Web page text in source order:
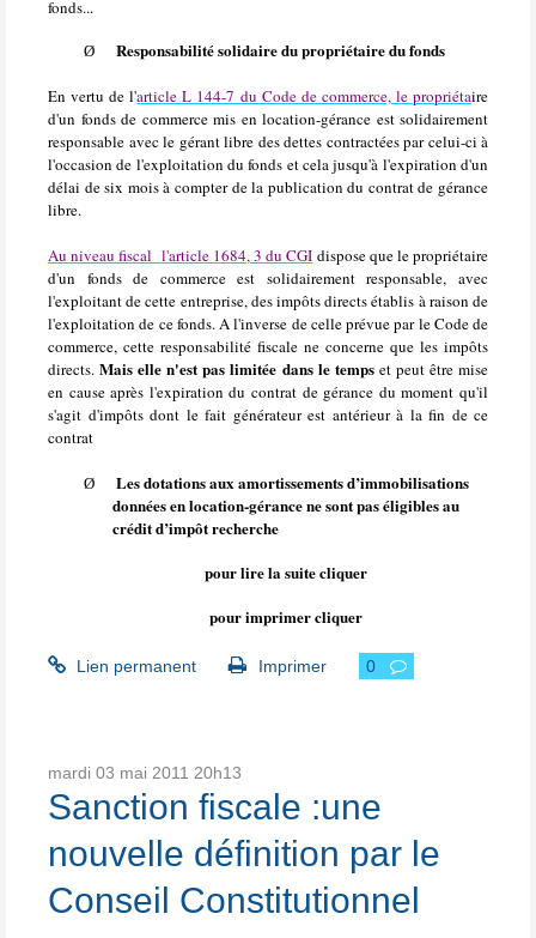
fonds...
Ø Responsabilité solidaire du propriétaire du fonds
En vertu de l'article L 144-7 du Code de commerce, le propriétaire
d'un fonds de commerce mis en location-gérance est solidairement
responsable avec le gérant libre des dettes contractées par celui-ci à
l'occasion de l'exploitation du fonds et cela jusqu'à l'expiration d'un
délai de six mois à compter de la publication du contrat de gérance
libre.
Au niveau fiscal l'article 1684, 3 du CGI dispose que le propriétaire
d'un fonds de commerce est solidairement responsable, avec
l'exploitant de cette entreprise, des impôts directs établis à raison de
l'exploitation de ce fonds. A l'inverse de celle prévue par le Code de
commerce, cette responsabilité fiscale ne concerne que les impôts
directs.Mais elle n'est pas limitée dans le tempset peut être mise
en cause après l'expiration du contrat de gérance du moment qu'il
s'agit d'impôts dont le fait générateur est antérieur à la fin de ce
contrat
Ø
Les dotations aux amortissements d’immobilisations
données en location-gérance ne sont pas éligibles au
crédit d’impôt recherche
pour lire la suite cliquer
pour imprimer cliquer
Lien permanent Imprimer 0
mardi 03 mai 2011 20h13
Sanction fiscale :une
nouvelle définition par le
Conseil Constitutionnel